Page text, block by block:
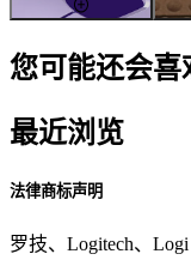
您可能还会喜
最近浏览
法律商标声明
罗技、Logitech、